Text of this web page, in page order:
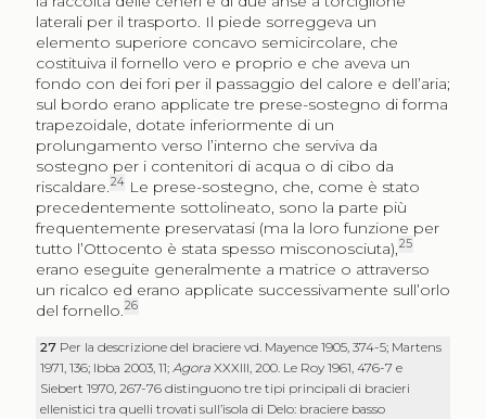
laterali per il trasporto. Il piede sorreggeva un
elemento superiore concavo semicircolare, che
costituiva il fornello vero e proprio e che aveva un
fondo con dei fori per il passaggio del calore e dell’aria;
sul bordo erano applicate tre prese-sostegno di forma
trapezoidale, dotate inferiormente di un
prolungamento verso l’interno che serviva da
sostegno per i contenitori di acqua o di cibo da
riscaldare.24Le prese-sostegno, che, come è stato
precedentemente sottolineato, sono la parte più
frequentemente preservatasi (ma la loro funzione per
tutto l’Ottocento è stata spesso misconosciuta),25
erano eseguite generalmente a matrice o attraverso
un ricalco ed erano applicate successivamente sull’orlo
del fornello.26
27 Per la descrizione del braciere vd. Mayence 1905, 374-5; Martens
1971, 136; Ibba 2003, 11; Agora XXXIII, 200. Le Roy 1961, 476-7 e
Siebert 1970, 267-76 distinguono tre tipi principali di bracieri
ellenistici tra quelli trovati sull’isola di Delo: braciere basso